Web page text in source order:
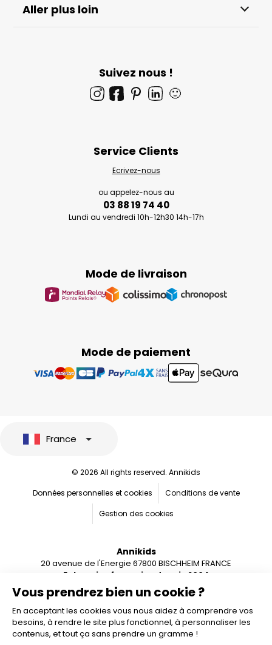
Aller plus loin
Suivez nous !
🙂
Mode de paiement
Mode de livraison
Service Clients
Ecrivez-nous
ou appelez-nous au
03 88 19 74 40
Lundi au vendredi 10h-12h30 14h-17h
Vous prendrez bien un cookie ?
En acceptant les cookies vous nous aidez à comprendre vos
besoins, à rendre le site plus fonctionnel, à personnaliser les
contenus, et tout ça sans prendre un gramme !
France
© 2026 All rights reserved. Annikids
Données personnelles et cookies
Conditions de vente
Gestion des cookies
Annikids
20 avenue de l'Energie 67800 BISCHHEIM FRANCE
Entreprise française depuis 2004